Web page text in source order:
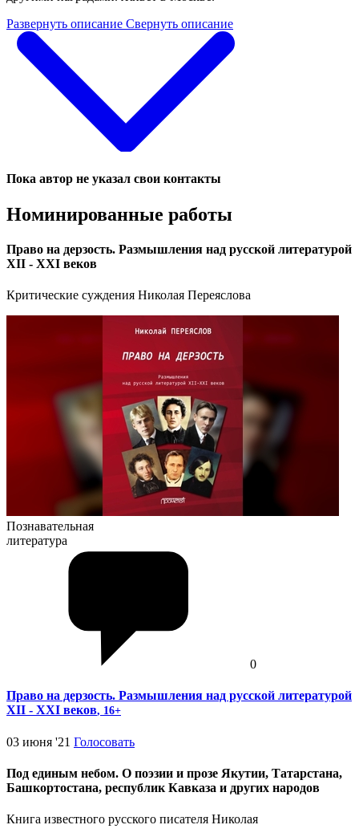
Развернуть описание Свернуть описание
Пока автор не указал свои контакты
Номинированные работы
Право на дерзость. Размышления над русской литературой
XII - XXI веков
Критические суждения Николая Переяслова
Познавательная
литература
0
Право на дерзость. Размышления над русской литературой
XII - XXI веков, 16+
03 июня '21 Голосовать
Под единым небом. О поэзии и прозе Якутии, Татарстана,
Башкортостана, республик Кавказа и других народов
Книга известного русского писателя Николая